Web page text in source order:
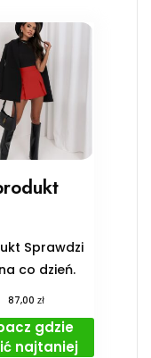
Sprawdzi
co dzień.
87,00 zł
gdzie
najtaniej